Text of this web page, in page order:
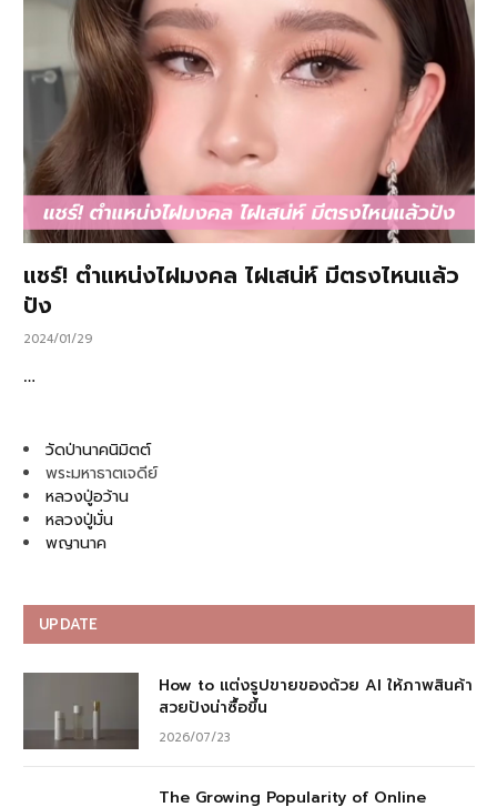
แชร์! ตำแหน่งไฝมงคล ไฝเสน่ห์ มีตรงไหนแล้ว
ปัง
2024/01/29
…
วัดป่านาคนิมิตต์
พระมหาธาตเจดีย์
หลวงปู่อว้าน
หลวงปู่มั่น
พญานาค
UPDATE
How to แต่งรูปขายของด้วย AI ให้ภาพสินค้า
สวยปังน่าซื้อขึ้น
2026/07/23
The Growing Popularity of Online